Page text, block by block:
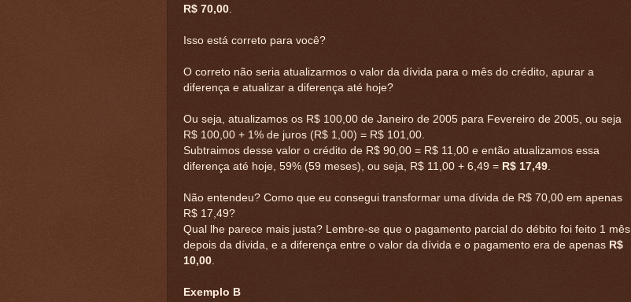
R$ 70,00
Isso está correto para você?
O correto não seria atualizarmos o valor da dívida para o mês do crédito, apurar a
diferença e atualizar a diferença até hoje?
Ou seja, atualizamos os R$ 100,00 de Janeiro de 2005 para Fevereiro de 2005, ou seja
R$ 100,00 + 1% de juros (R$ 1,00) = R$ 101,00.
Subtraimos desse valor o crédito de R$ 90,00 = R$ 11,00 e então atualizamos essa
diferença até hoje, 59% (59 meses), ou seja, R$ 11,00 + 6,49 = R$ 17,49
Não entendeu? Como que eu consegui transformar uma dívida de R$ 70,00 em apenas
R$ 17,49?
Qual lhe parece mais justa? Lembre-se que o pagamento parcial do débito foi feito 1 mês
depois da dívida, e a diferença entre o valor da dívida e o pagamento era de apenas R$
10,00
Exemplo B